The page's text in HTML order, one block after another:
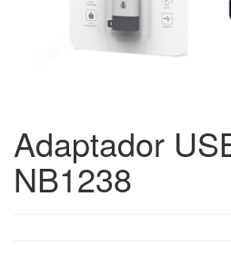
Adaptador
NB1238